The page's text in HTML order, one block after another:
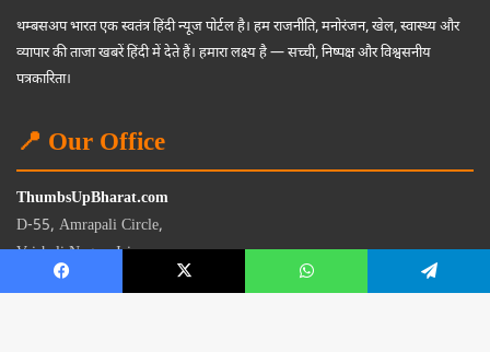
थम्बसअप भारत एक स्वतंत्र हिंदी न्यूज पोर्टल है। हम राजनीति, मनोरंजन, खेल, स्वास्थ्य और
व्यापार की ताजा खबरें हिंदी में देते हैं। हमारा लक्ष्य है — सच्ची, निष्पक्ष और विश्वसनीय
पत्रकारिता।
📍 Our Office
ThumbsUpBharat.com
D-55, Amrapali Circle,
Vaishali Nagar, Jaipur
Rajasthan - 302021